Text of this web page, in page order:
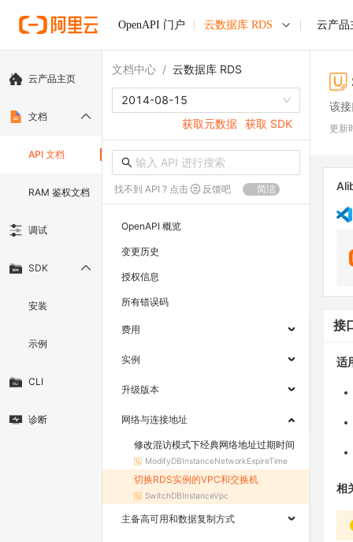
OpenAPI 门户 云数据库 RDS 云产品
云产品主页
文档
API 文档
RAM 鉴权文档
调试
SDK
安装
示例
CLI
诊断
文档中心 / 云数据库 RDS
2014-08-15
获取元数据 获取 SDK
找不到 API ? 点击 反馈吧 简洁
OpenAPI 概览
变更历史
授权信息
所有错误码
费用
实例
升级版本
网络与连接地址
修改混访模式下经典网络地址过期时间
ModifyDBInstanceNetworkExpireTime
切换RDS实例的VPC和交换机
SwitchDBInstanceVpc
主备高可用和数据复制方式
该
更新
接
适
相